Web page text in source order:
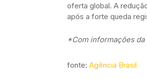
oferta global. A
após a forte queda
*Com informações da
fonte: Agência Brasil